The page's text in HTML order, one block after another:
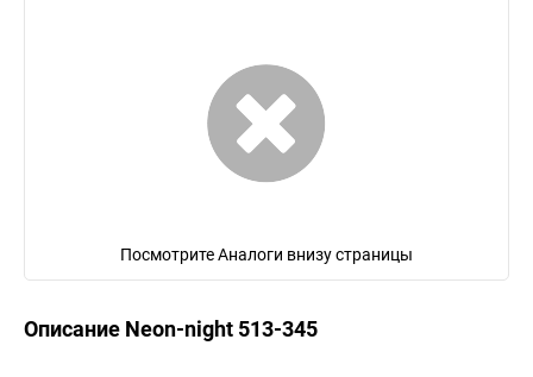
Посмотрите Аналоги внизу страницы
Описание Neon-night 513-345